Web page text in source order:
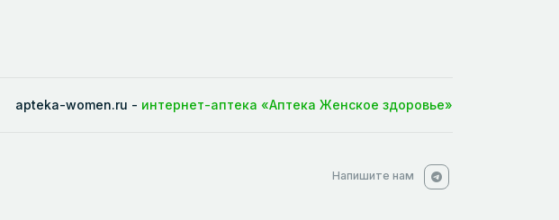
apteka-women.ru - интернет-аптека «Аптека Женское здоровье»
Напишите нам